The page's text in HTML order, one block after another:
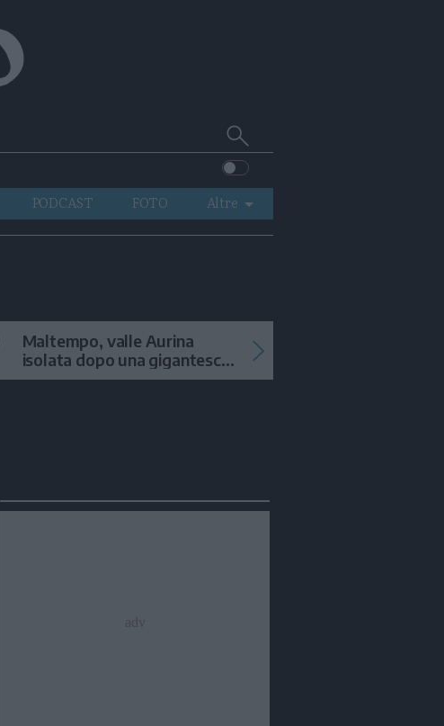
Cerca
su
Trentino
PODCAST FOTO
Altre
VIDEO
Maltempo, valle Aurina
isolata dopo una gigantesca
frana